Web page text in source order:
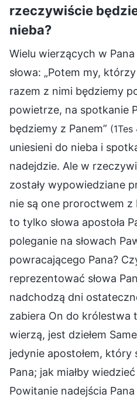
rzeczywiście
nieba?
Wielu wierzących w
słowa: „Potem my,
razem z nimi będziemy
powietrze, na spotkanie
będziemy z Panem” (1Tes
uniesieni do nieba i
nadejdzie. Ale w
zostały wypowiedziane
nie są one proroctwem z
to tylko słowa apostoła
poleganie na słowach
powracającego Pana?
reprezentować słowa
nadchodzą dni
zabiera On do królestwa
wierzą, jest dziełem
jedynie apostołem, który
Pana; jak miałby
Powitanie nadejścia